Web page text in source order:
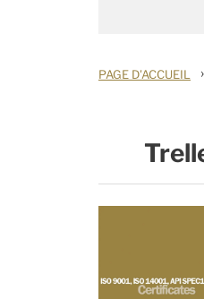
PAGE D'ACCUEIL ›